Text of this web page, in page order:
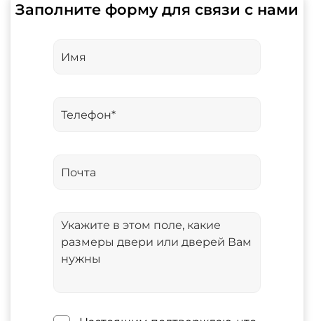
Заполните форму для связи с нами